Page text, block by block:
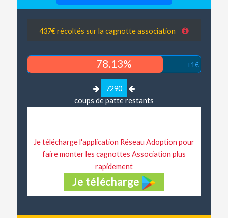
437€ récoltés sur la cagnotte association
78.13% +1€
7290
coups de patte restants
Je télécharge l'application Réseau Adoption pour
faire monter les cagnottes Association plus
rapidement
Je télécharge